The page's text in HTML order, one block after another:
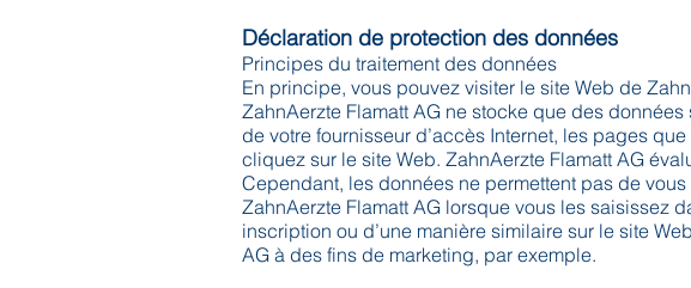
Déclaration de protection des données
Principes du traitement des données
En principe, vous pouvez visiter le site Web de
ZahnAerzte Flamatt AG ne stocke que des
de votre fournisseur d’accès Internet, les pages
cliquez sur le site Web. ZahnAerzte Flamatt AG
Cependant, les données ne permettent pas de
ZahnAerzte Flamatt AG lorsque vous les saisissez
inscription ou d’une manière similaire sur le site
AG à des fins de marketing, par exemple.